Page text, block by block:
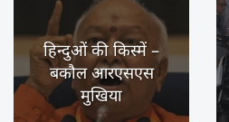
हिन्दुओं की किस्में –
बकौल आरएसएस
मुखिया